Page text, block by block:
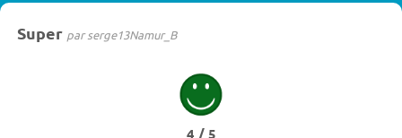
Super par serge13Namur_B
4 / 5